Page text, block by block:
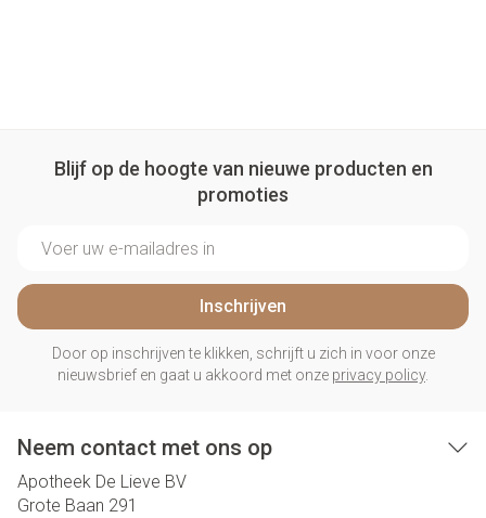
Blijf op de hoogte van nieuwe producten en
promoties
Inschrijven
Door op inschrijven te klikken, schrijft u zich in voor onze
nieuwsbrief en gaat u akkoord met onze privacy policy.
Neem contact met ons op
Apotheek De Lieve BV
Grote Baan 291